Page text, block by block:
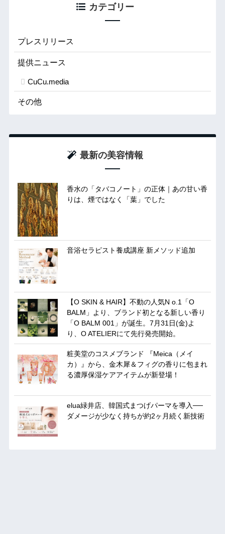
カテゴリー
プレスリリース
提供ニュース
CuCu.media
その他
最新の美容情報
香水の「タバコノート」の正体｜あの甘い香
りは、煙ではなく「葉」でした
音浴セラピスト養成講座 新メソッド追加
【O SKIN & HAIR】不動の人気N o.1「O
BALM」より、ブランド初となる新しい香り
「O BALM 001」が誕生。7月31日(金)よ
り、O ATELIERにて先行発売開始。
粧美堂のコスメブランド 『Meica（メイ
カ）』から、金木犀＆フィグの香りに包まれ
る濃厚保湿ケアアイテムが新登場！
elua緑井店、韓国式まつげパーマを導入──
ダメージが少なく持ちが約2ヶ月続く新技術